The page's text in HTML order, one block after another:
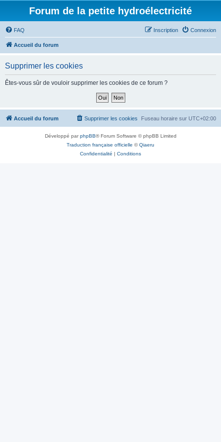
Forum de la petite hydroélectricité
FAQ Connexion
Inscription
Accueil du forum
Supprimer les cookies
Êtes-vous sûr de vouloir supprimer les cookies de ce forum ?
Accueil du forum Fuseau horaire sur UTC+02:00
Supprimer les cookies
Développé parphpBB® Forum Software © phpBB Limited
Traduction française officielle ©Qiaeru
Confidentialité | Conditions